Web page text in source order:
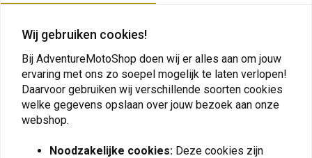
Wij gebruiken cookies!
Bij AdventureMotoShop doen wij er alles aan om jouw
ervaring met ons zo soepel mogelijk te laten verlopen!
Daarvoor gebruiken wij verschillende soorten cookies
welke gegevens opslaan over jouw bezoek aan onze
webshop.
Noodzakelijke cookies: Deze cookies zijn